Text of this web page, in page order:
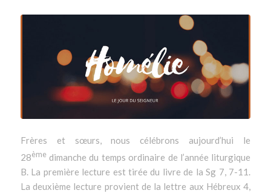
Frères et sœurs, nous célébrons aujourd’hui le
28èmedimanche du temps ordinaire de l’année liturgique
B. La première lecture est tirée du livre de la Sg 7, 7-11.
La deuxième lecture provient de la lettre aux Hébreux 4,